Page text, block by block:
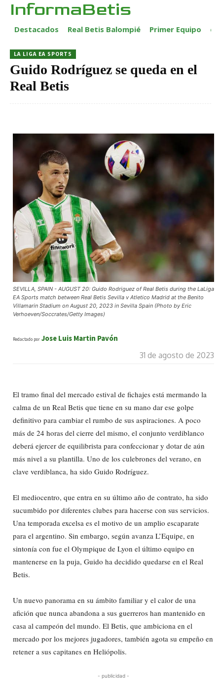
InformaBetis
Destacados Real Betis Balompié Primer Equipo
LA LIGA EA SPORTS
Guido Rodríguez se queda en el
Real Betis
SEVILLA, SPAIN - AUGUST 20: Guido Rodriguez of Real Betis during the LaLiga
EA Sports match between Real Betis Sevilla v Atletico Madrid at the Benito
Villamarin Stadium on August 20, 2023 in Sevilla Spain (Photo by Eric
Verhoeven/Soccrates/Getty Images)
Redactado por Jose Luis Martin Pavón
31 de agosto de 2023
El tramo final del mercado estival de fichajes está mermando la
calma de un Real Betis que tiene en su mano dar ese golpe
definitivo para cambiar el rumbo de sus aspiraciones. A poco
más de 24 horas del cierre del mismo, el conjunto verdiblanco
deberá ejercer de equilibrista para confeccionar y dotar de aún
más nivel a su plantilla. Uno de los culebrones del verano, en
clave verdiblanca, ha sido Guido Rodríguez.
El mediocentro, que entra en su último año de contrato, ha sido
sucumbido por diferentes clubes para hacerse con sus servicios.
Una temporada excelsa es el motivo de un amplio escaparate
para el argentino. Sin embargo, según avanza L’Equipe, en
sintonía con fue el Olympique de Lyon el último equipo en
mantenerse en la puja, Guido ha decidido quedarse en el Real
Betis.
Un nuevo panorama en su ámbito familiar y el calor de una
afición que nunca abandona a sus guerreros han mantenido en
casa al campeón del mundo. El Betis, que ambiciona en el
mercado por los mejores jugadores, también agota su empeño en
retener a sus capitanes en Heliópolis.
- publicidad -